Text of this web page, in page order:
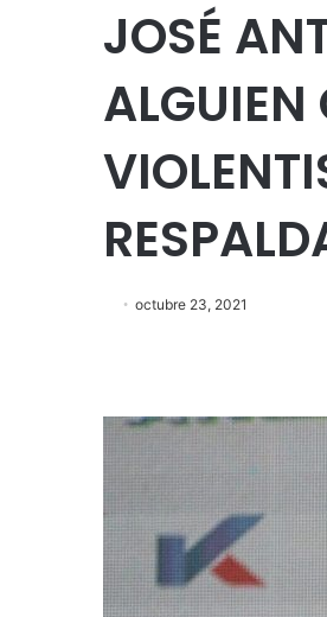
JOSÉ
ALGUIEN
octubre 23, 2021